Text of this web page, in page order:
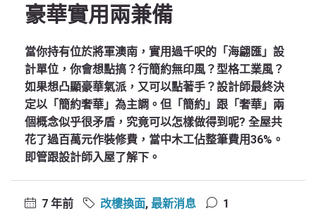
豪華實用兩兼備
當你持有位於將軍澳南，實用過千呎的「海翩匯」設
計單位，你會想點搞？行簡約無印風？型格工業風？
如果想凸顯豪華氣派，又可以點著手？設計師最終決
定以「簡約奢華」為主調。但「簡約」跟「奢華」兩
個概念似乎很矛盾，究竟可以怎樣做得到呢? 全屋共
花了過百萬元作裝修費，當中木工佔整筆費用36%。
即管跟設計師入屋了解下。
7 年前 改樓換面, 最新消息 1